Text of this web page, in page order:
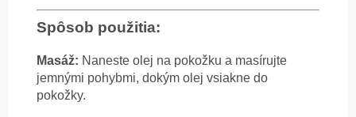
Spôsob použitia:
Masáž: Naneste olej na pokožku a masírujte
jemnými pohybmi, dokým olej vsiakne do
pokožky.